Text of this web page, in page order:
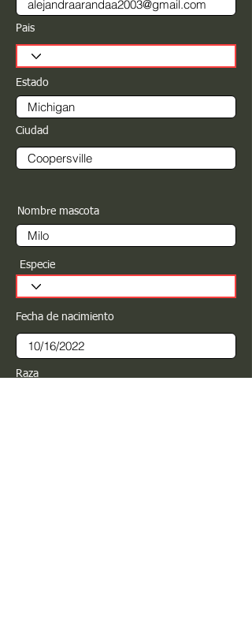
Pais
Estado
Ciudad
Nombre mascota
Especie
Fecha de nacimiento
Raza